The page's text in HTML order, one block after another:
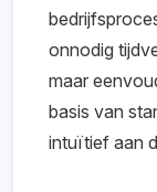
onnodig
maar
basis van
intuïtief aan